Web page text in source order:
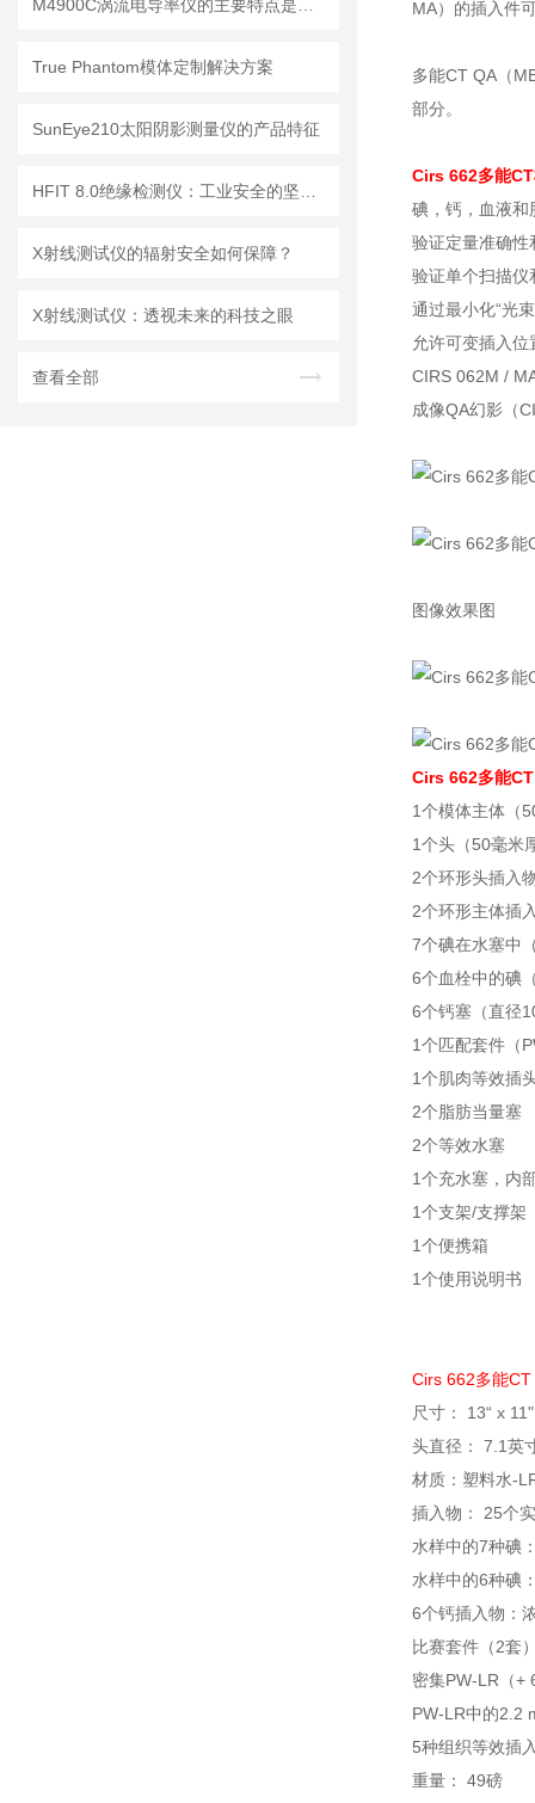
True Phantom模体定制解决方案
SunEye210太阳阴影测量仪的产品特征
X射线测试仪的辐射安全如何保障？
X射线测试仪：透视未来的科技之眼
查看全部
MA）的插入件
多能CT QA（
部分。
Cirs 662多能
碘，钙，血液和
验证定量准确性
验证单个扫描仪
通过最小化“光
允许可变插入位
CIRS 062M /
成像QA幻影（
图像效果图
Cirs 662多能
1个模体主体（
1个头（50毫米
2个环形头插入
2个环形主体插
7个碘在水塞中
6个血栓中的碘
6个钙塞（直径
1个匹配套件（
1个肌肉等效插
2个脂肪当量塞
2个等效水塞
1个充水塞，内
1个支架/支撑架
1个便携箱
1个使用说明书
Cirs 662多能
尺寸： 13“ x
头直径： 7.1英
材质：塑料水-
插入物： 25个
水样中的7种碘
水样中的6种碘
6个钙插入物：
比赛套件（2套
密集PW-LR（+
PW-LR中的2.2
5种组织等效插
重量： 49磅